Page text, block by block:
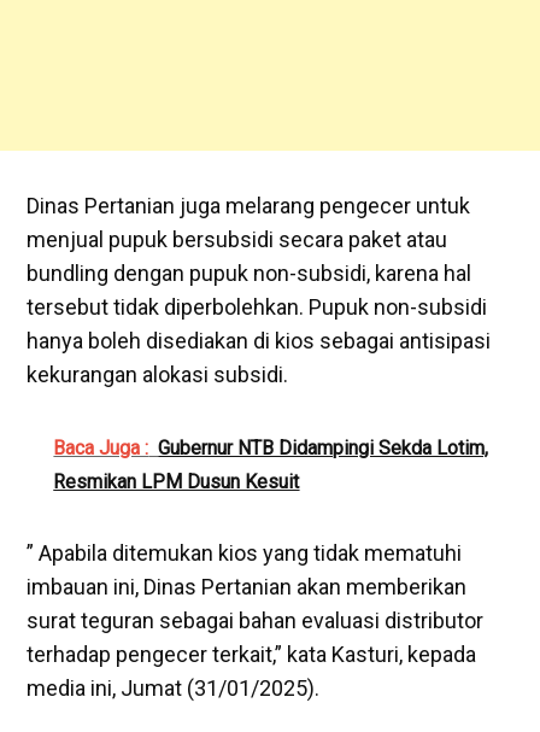
Dinas Pertanian juga melarang pengecer untuk
menjual pupuk bersubsidi secara paket atau
bundling dengan pupuk non-subsidi, karena hal
tersebut tidak diperbolehkan. Pupuk non-subsidi
hanya boleh disediakan di kios sebagai antisipasi
kekurangan alokasi subsidi.
Baca Juga : Gubernur NTB Didampingi Sekda Lotim,
Resmikan LPM Dusun Kesuit
” Apabila ditemukan kios yang tidak mematuhi
imbauan ini, Dinas Pertanian akan memberikan
surat teguran sebagai bahan evaluasi distributor
terhadap pengecer terkait,” kata Kasturi, kepada
media ini, Jumat (31/01/2025).